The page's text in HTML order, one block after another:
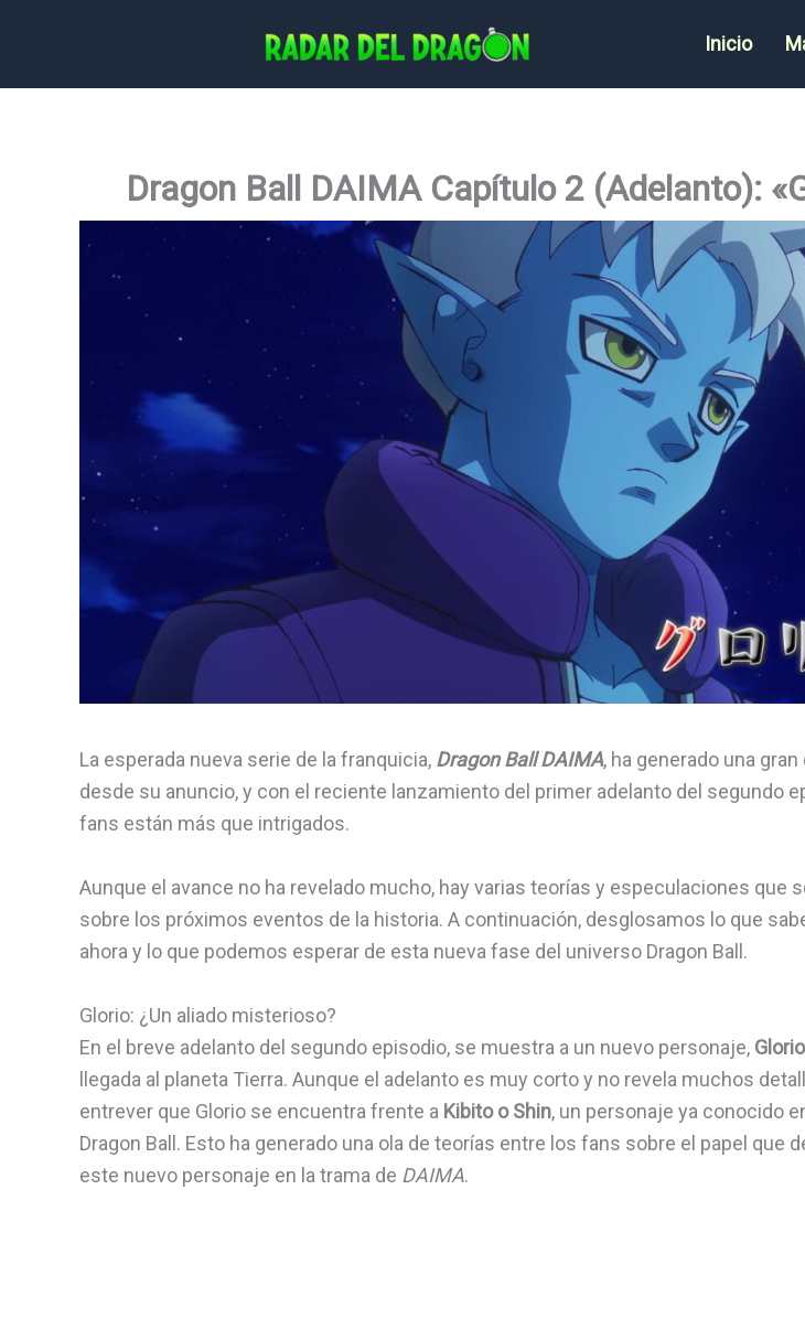
Inicio
Dragon Ball DAIMA Capítulo 2 (Adelanto):
La esperada nueva serie de la franquicia, Dragon Ball DAIMA, ha generado una
desde su anuncio, y con el reciente lanzamiento del primer adelanto del segundo
fans están más que intrigados.
Aunque el avance no ha revelado mucho, hay varias teorías y especulaciones que
sobre los próximos eventos de la historia. A continuación, desglosamos lo que
ahora y lo que podemos esperar de esta nueva fase del universo Dragon Ball.
Glorio: ¿Un aliado misterioso?
En el breve adelanto del segundo episodio, se muestra a un nuevo personaje, Glorio
llegada al planeta Tierra. Aunque el adelanto es muy corto y no revela muchos
entrever que Glorio se encuentra frente a Kibito o Shin, un personaje ya conocido
Dragon Ball. Esto ha generado una ola de teorías entre los fans sobre el papel que
este nuevo personaje en la trama de DAIMA.